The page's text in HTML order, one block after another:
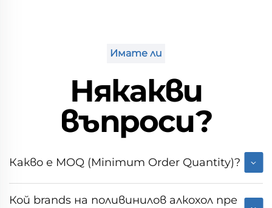
Имате ли
Някакви
въпроси?
Какво е MOQ (Minimum Order Quantity)?
Кой brands на поливинилов алкохол пре